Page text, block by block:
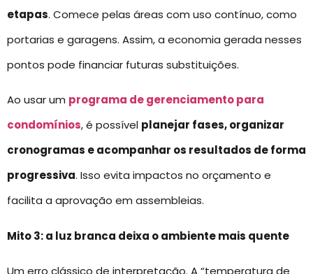
etapas. Comece pelas áreas com uso contínuo, como
portarias e garagens. Assim, a economia gerada nesses
pontos pode financiar futuras substituições.
Ao usar um programa de gerenciamento para
condomínios, é possível planejar fases, organizar
cronogramas e acompanhar os resultados de forma
progressiva. Isso evita impactos no orçamento e
facilita a aprovação em assembleias.
Mito 3: a luz branca deixa o ambiente mais quente
Um erro clássico de interpretação. A “temperatura de